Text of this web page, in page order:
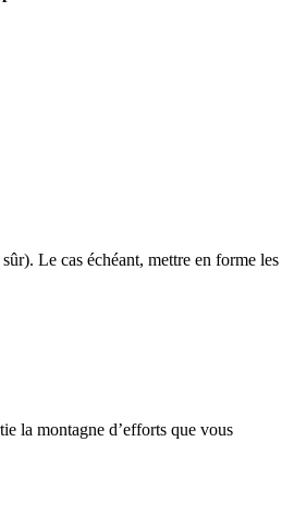
Le cas échéant, mettre en forme les
la montagne d’efforts que vous